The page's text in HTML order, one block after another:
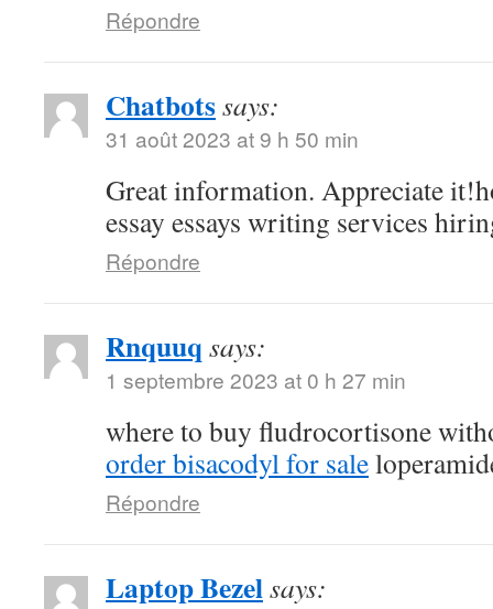
Répondre
Chatbotssays:
31 août 2023 at 9 h 50 min
Great information. Appreciate
essay essays writing services
Répondre
Rnquuq says:
1 septembre 2023 at 0 h 27 min
where to buy fludrocortisone
order bisacodyl for sale
Répondre
Laptop Bezelsays: